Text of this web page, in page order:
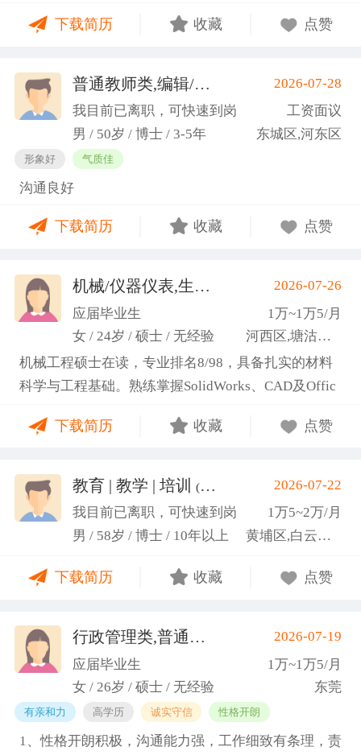
上传，毕业生信息核对，以及协助图书馆老师与学生
沟通举办各种活动。 （3）组织管理能力强，在读期
一百余人，并组织每天口语晨读活动，同时不定期举
办各种社团内部活动，如迎新、英语角等。
路与良好的问题处理意识。 拥有较强的团队协作与跨
稳步成长并创造价值。
下载简历 收藏 点赞
普通教师类,编辑/出版/印刷 (刘先生)
2026-07-28
我目前已离职，可快速到岗
工资面议
男 / 50岁 / 博士 / 3-5年
东城区,河东区
形象好 气质佳
沟通良好
下载简历 收藏 点赞
机械/仪器仪表,生产管理/研发 (高蕾)
2026-07-26
应届毕业生
1万~1万5/月
女 / 24岁 / 硕士 / 无经验
河西区,塘沽区,东丽区
机械工程硕士在读，专业排名8/98，具备扎实的材料
科学与工程基础。熟练掌握SolidWorks、CAD及Offic
2项天津市科研项目，擅长实验设计与数据分析;曾带
优秀的团队协作与沟通协调能力，责任心强，渴望将
科研严谨性融入实践工作中
下载简历 收藏 点赞
教育 | 教学 | 培训 (汤山文)
2026-07-22
我目前已离职，可快速到岗
1万5~2万/月
男 / 58岁 / 博士 / 10年以上
黄埔区,白云区,增城市
下载简历 收藏 点赞
行政管理类,普通教师类 (蓝小艳)2026-07-19
应届毕业生
1万~1万5/月
女 / 26岁 / 硕士 / 无经验
东莞
有亲和力 高学历 诚实守信 性格开朗
1、性格开朗积极，沟通能力强，工作细致有条理，责